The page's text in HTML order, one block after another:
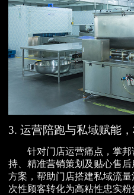
3. 运营陪跑与私域赋能
针对门店运营痛点，掌
持、精准营销策划及贴心售
方案，帮助门店搭建私域流
次性顾客转化为高粘性忠实